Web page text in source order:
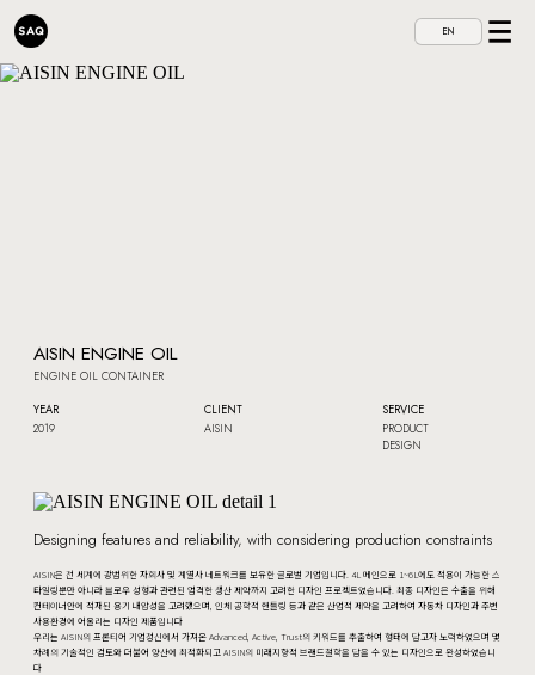
EN
AISIN ENGINE OIL
ENGINE OIL CONTAINER
YEAR
2019
CLIENT
AISIN
SERVICE
PRODUCT
DESIGN
Designing features and reliability, with considering production constraints
AISIN은 전 세계에 광범위한 자회사 및 계열사 네트워크를 보유한 글로벌 기업입니다. 4L 메인으로 1~6L에도 적용이 가능한 스
타일링뿐만 아니라 블로우 성형과 관련된 엄격한 생산 제약까지 고려한 디자인 프로젝트였습니다. 최종 디자인은 수출을 위해
컨테이너안에 적재된 용기 내압성을 고려했으며, 인체 공학적 핸들링 등과 같은 산업적 제약을 고려하여 자동차 디자인과 주변
사용환경에 어울리는 디자인 제품입니다
우리는 AISIN의 프론티어 기업정신에서 가져온 Advanced, Active, Trust의 키워드를 추출하여 형태에 담고자 노력하였으며 몇
차례의 기술적인 검토와 더불어 양산에 최적화되고 AISIN의 미래지향적 브랜드철학을 담을 수 있는 디자인으로 완성하였습니
다